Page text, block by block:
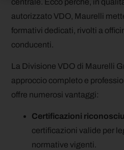
autorizzato VDO, Maurelli
formativi dedicati, rivolti a
conducenti.
La Divisione VDO di Maurelli
approccio completo e
offre numerosi vantaggi:
Certificazioni
certificazioni valide per
normative vigenti.